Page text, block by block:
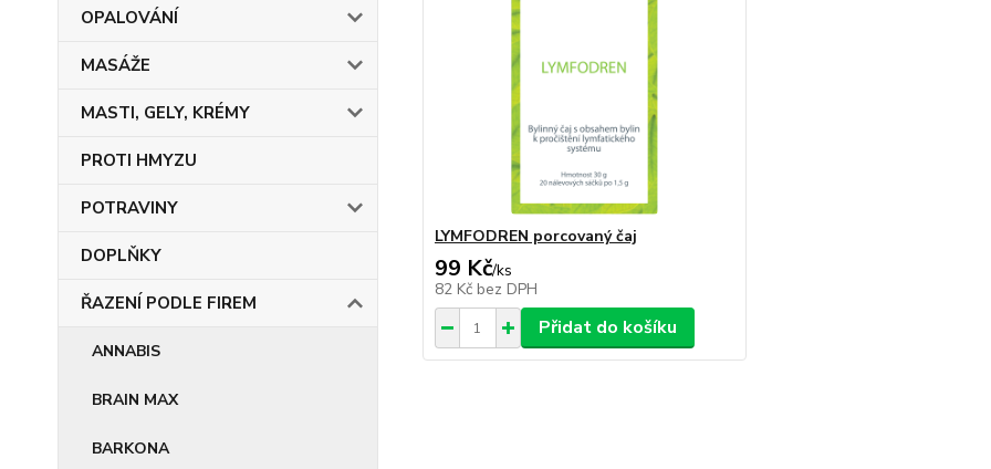
OPALOVÁNÍ
MASÁŽE
MASTI, GELY, KRÉMY
PROTI HMYZU
POTRAVINY
DOPLŇKY
ŘAZENÍ PODLE FIREM
ANNABIS
BRAIN MAX
BARKONA
LYMFODREN porcovaný čaj
99 Kč/ks
82 Kč bez DPH
Přidat do košíku